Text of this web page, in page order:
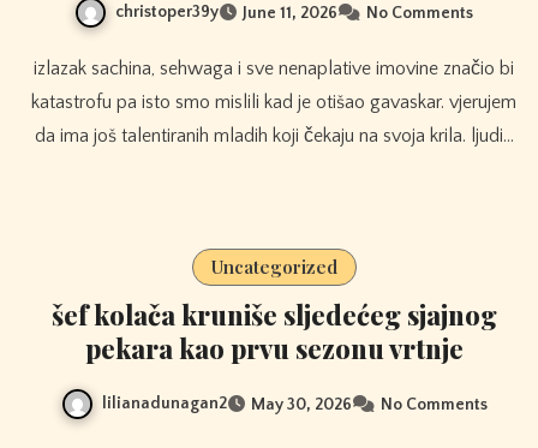
christoper39y June 11, 2026 No Comments
izlazak sachina, sehwaga i sve nenaplative imovine značio bi
katastrofu pa isto smo mislili kad je otišao gavaskar. vjerujem
da ima još talentiranih mladih koji čekaju na svoja krila. ljudi…
Uncategorized
šef kolača kruniše sljedećeg sjajnog
pekara kao prvu sezonu vrtnje
lilianadunagan2 May 30, 2026 No Comments